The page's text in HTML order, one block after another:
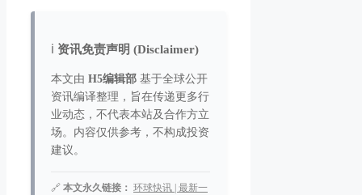
ℹ️ 资讯免责声明 (Disclaimer)
本文由 H5编辑部 基于全球公开
资讯编译整理，旨在传递更多行
业动态，不代表本站及合作方立
场。内容仅供参考，不构成投资
建议。
🔗 本文永久链接： 环球快讯 | 最新一